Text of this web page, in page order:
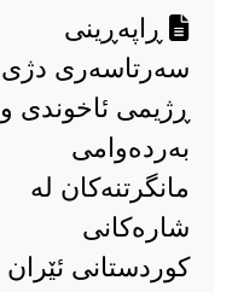
ڕاپەڕینی
سەرتاسەری دژی
ڕژیمی ئاخوندی و
بەردەوامی
مانگرتنەکان لە
شارەکانی
کوردستانی ئێران